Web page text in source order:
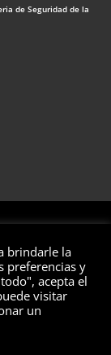
de Seguridad de la
Cookies
brindarle la
preferencias y
acepta el
visitar
un